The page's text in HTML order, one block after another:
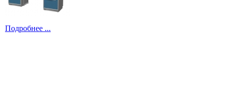
Подробнее ...